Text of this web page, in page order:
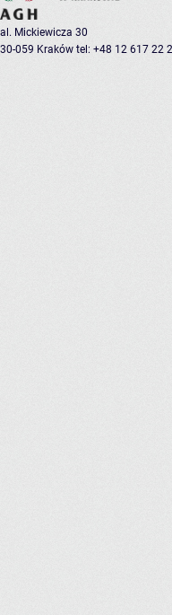
al. Mickiewicza 30
30-059 Kraków tel: +48 12 617 22